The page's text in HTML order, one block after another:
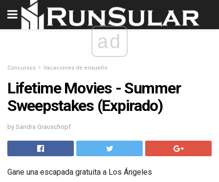
ad
Concursos Vacaciones de ensueño
Lifetime Movies - Summer
Sweepstakes (Expirado)
by Sandra Grauschopf
Gane una escapada gratuita a Los Ángeles